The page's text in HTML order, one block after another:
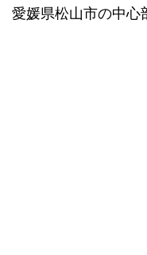
愛媛県松山市の中心